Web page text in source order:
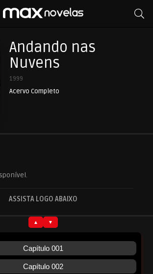
Andando nas
Nuvens
1999
Acervo Completo
ASSISTA LOGO ABAIXO